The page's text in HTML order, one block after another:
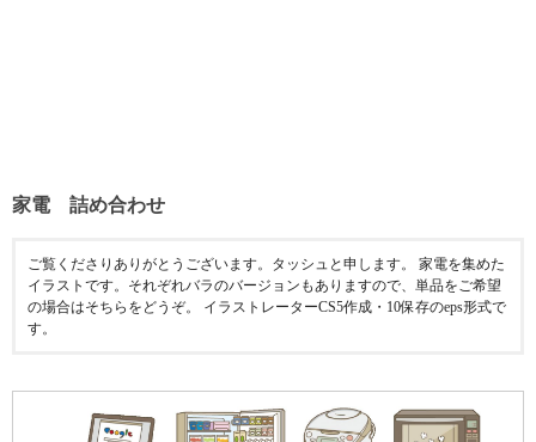
家電 詰め合わせ
ご覧くださりありがとうございます。タッシュと申します。 家電を集めた
イラストです。それぞれバラのバージョンもありますので、単品をご希望
の場合はそちらをどうぞ。 イラストレーターCS5作成・10保存のeps形式で
す。